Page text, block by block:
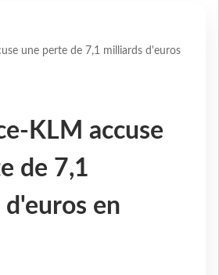
une perte de 7,1 milliards d'euros
KLM accuse
de 7,1
en